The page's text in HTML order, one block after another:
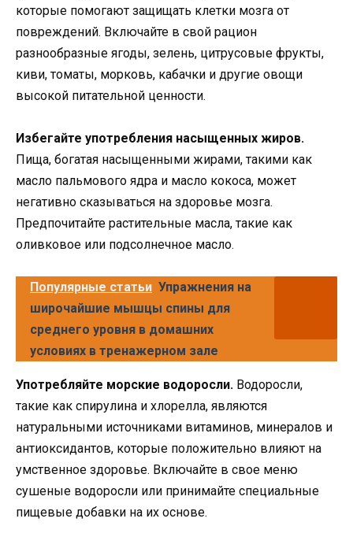
которые помогают защищать клетки мозга от
повреждений. Включайте в свой рацион
разнообразные ягоды, зелень, цитрусовые фрукты,
киви, томаты, морковь, кабачки и другие овощи
высокой питательной ценности.
Избегайте употребления насыщенных жиров.
Пища, богатая насыщенными жирами, такими как
масло пальмового ядра и масло кокоса, может
негативно сказываться на здоровье мозга.
Предпочитайте растительные масла, такие как
оливковое или подсолнечное масло.
Популярные статьи Упражнения на
широчайшие мышцы спины для
среднего уровня в домашних
условиях в тренажерном зале
Употребляйте морские водоросли. Водоросли,
такие как спирулина и хлорелла, являются
натуральными источниками витаминов, минералов и
антиоксидантов, которые положительно влияют на
умственное здоровье. Включайте в свое меню
сушеные водоросли или принимайте специальные
пищевые добавки на их основе.